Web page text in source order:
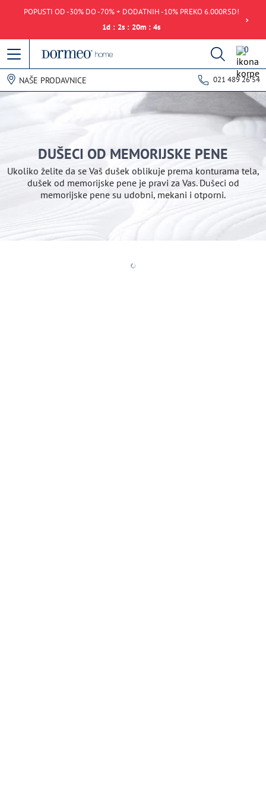
POPUSTI OD -30% DO -70% + DODATNIH -10% PREKO 6.000RSD!
1d : 2s : 20m : 4s
0
NAŠE PRODAVNICE 021 489 26 54
DUŠECI OD MEMORIJSKE PENE
Ukoliko želite da se Vaš dušek oblikuje prema konturama tela,
dušek od memorijske pene je pravi za Vas. Dušeci od
memorijske pene su udobni, mekani i otporni.